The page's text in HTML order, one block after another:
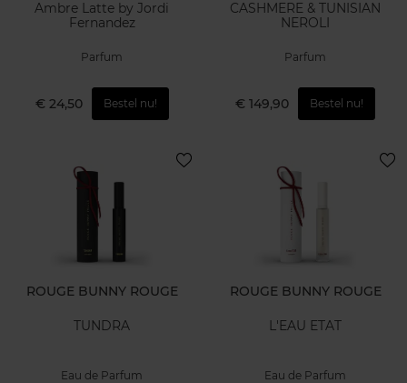
Ambre Latte by Jordi
Fernandez
Parfum
€ 24,50 Bestel nu!
CASHMERE & TUNISIAN
NEROLI
Parfum
€ 149,90 Bestel nu!
ROUGE BUNNY ROUGE
TUNDRA
Eau de Parfum
ROUGE BUNNY ROUGE
L'EAU ETAT
Eau de Parfum